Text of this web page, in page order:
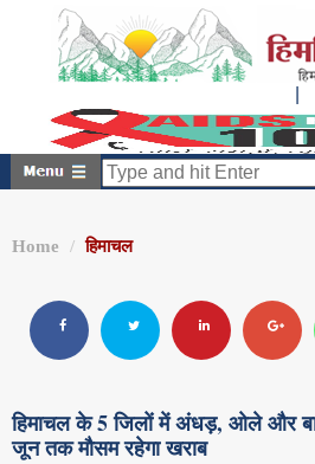
Home हिमाचल
हिमाचल के 5 जिलों में अंधड़, ओले और
जून तक मौसम रहेगा खराब